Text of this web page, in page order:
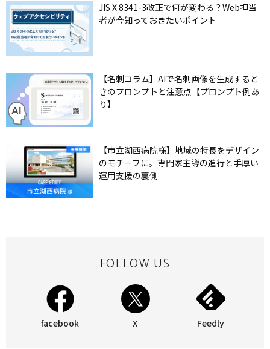
JIS X 8341-3改正で何が変わる？Web担当
者が今知っておきたいポイント
【名刺コラム】AIで名刺画像を生成すると
きのプロンプトと注意点【プロンプト例あ
り】
【市立湖西病院様】地域の特長をデザイン
のモチーフに。専門家主導の進行と手厚い
運用支援の裏側
FOLLOW US
facebook X Feedly